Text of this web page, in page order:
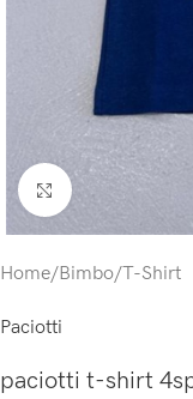
Click to enlarge
Home/Bimbo/T-Shirt
Paciotti
paciotti t-shirt